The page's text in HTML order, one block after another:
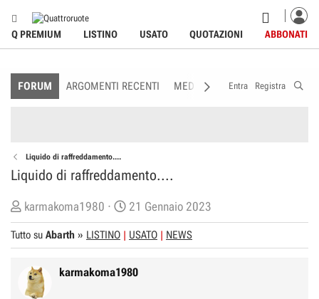
Q PREMIUM LISTINO USATO QUOTAZIONI ABBONATI
FORUM ARGOMENTI RECENTI MEDIA MEMBRI
Entra Registra
Liquido di raffreddamento....
Liquido di raffreddamento....
C
r
e
o
karmakoma1980
D
a
t
d
21 Gennaio 2023
Tutto su Abarth » LISTINO USATO NEWS
karmakoma1980